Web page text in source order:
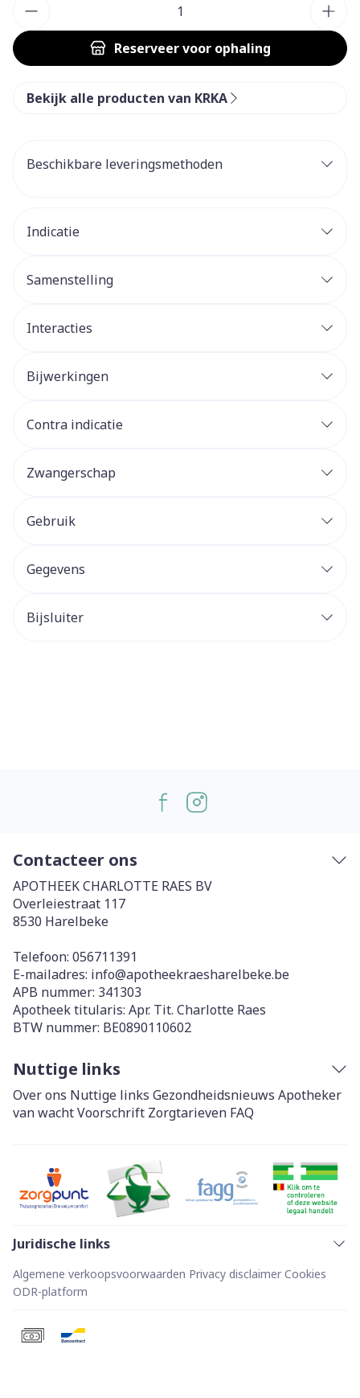
Reserveervoor ophaling
Bekijk alle producten van KRKA
Beschikbare leveringsmethoden
Indicatie
Samenstelling
Interacties
Bijwerkingen
Contra indicatie
Zwangerschap
Gebruik
Gegevens
Bijsluiter
Contacteer ons
APOTHEEK CHARLOTTE RAES BV
Overleiestraat 117
8530 Harelbeke
Telefoon: 056711391
E-mailadres: info@apotheekraesharelbeke.be
APB nummer: 341303
Apotheek titularis: Apr. Tit. Charlotte Raes
BTW nummer: BE0890110602
Nuttige links
Over ons Nuttige links Gezondheidsnieuws Apotheker
van wachtVoorschrift Zorgtarieven FAQ
Juridische links
Algemene verkoopsvoorwaarden Privacy disclaimer Cookies
ODR-platform